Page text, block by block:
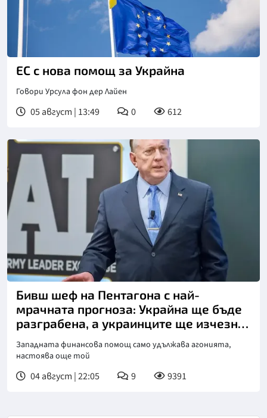
ЕС с нова помощ за Украйна
Говори Урсула фон дер Лайен
05 август | 13:49 0 612
Бивш шеф на Пентагона с най-
мрачната прогноза: Украйна ще бъде
разграбена, а украинците ще изчезнат
Западната финансова помощ само удължава агонията,
настоява още той
04 август | 22:05 9 9391